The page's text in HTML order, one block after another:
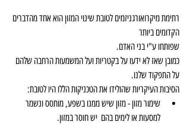
רתימת מיקרואורגניזמים לטובת שינוי המזון הוא אחד מהדברים
הקדומים ביותר
שפותחו ע"י בני האדם.
כמובן שאז לא ידעו על בקטריות ועל המשמעות הרחבה שלהם
על התפקוד שלנו.
הסיבות העיקריות שהולידו את הטכניקות הללו היו לטובת:
שימור מזון - מזון שיש ממנו בשפע, מותסס ונשמר
למסעות או לימים בהם  יש חוסר במזון.